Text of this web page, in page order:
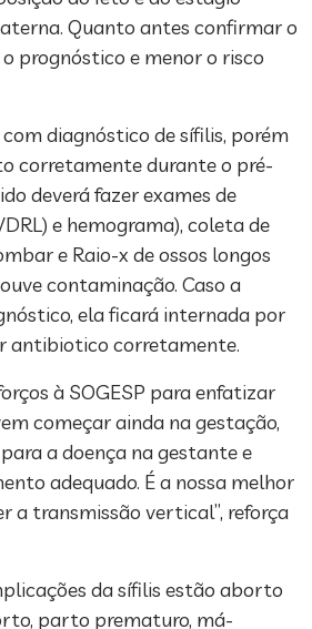
Quanto antes confirmar o
prognóstico e menor o risco
diagnóstico de sífilis, porém
corretamente durante o pré-
deverá fazer exames de
e hemograma), coleta de
e Raio-x de ossos longos
contaminação. Caso a
ela ficará internada por
antibiotico corretamente.
à SOGESP para enfatizar
começar ainda na gestação,
a doença na gestante e
adequado. É a nossa melhor
a transmissão vertical”, reforça
da sífilis estão aborto
parto prematuro, má-